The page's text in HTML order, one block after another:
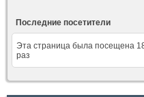
Последние посетители
Эта страница была посещена
раз